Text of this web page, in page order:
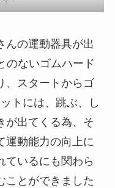
んの運動器具が出
のないゴムハード
、スタートからゴ
トには、跳ぶ、し
が出てくる為、そ
運動能力の向上に
ているにも関わら
ことができました